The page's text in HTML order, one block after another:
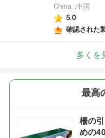
China. ,中国
5.0
確認された
多くを
最高
柵の
めの